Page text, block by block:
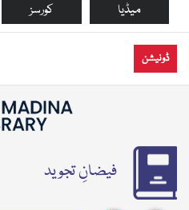
کورسز میڈیا
ڈونیشن
فیضانِ تجوید